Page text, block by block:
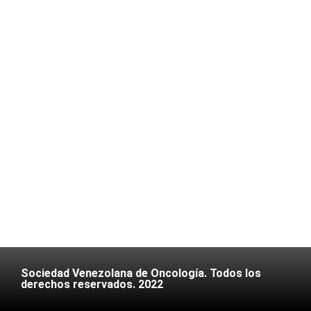
Sociedad Venezolana de Oncología. Todos los
derechos reservados. 2022